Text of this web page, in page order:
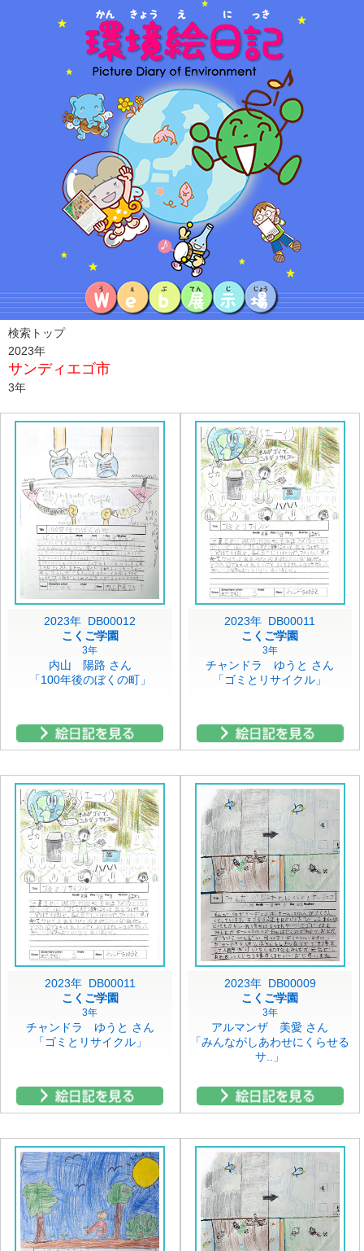
検索トップ
2023年
サンディエゴ市
3年
2023年 DB00012
こくご学園
3年
内山 陽路 さん
「100年後のぼくの町」
2023年 DB00011
こくご学園
3年
チャンドラ ゆうと さん
「ゴミとリサイクル」
2023年 DB00011
こくご学園
3年
チャンドラ ゆうと さん
「ゴミとリサイクル」
2023年 DB00009
こくご学園
3年
アルマンザ 美愛 さん
「みんながしあわせにくらせる
サ..」